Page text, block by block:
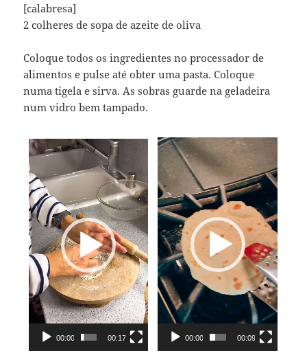
[calabresa]
2 colheres de sopa de azeite de oliva
Coloque todos os ingredientes no processador de
alimentos e pulse até obter uma pasta. Coloque
numa tigela e sirva. As sobras guarde na geladeira
num vidro bem tampado.
Tocador
de
vídeo
00:00 00:17
Tocador
de
vídeo
00:00 00:09